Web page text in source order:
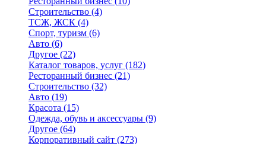
Строительство (4)
ТСЖ, ЖСК (4)
Спорт, туризм (6)
Авто (6)
Другое (22)
Каталог товаров, услуг (182)
Ресторанный бизнес (21)
Строительство (32)
Авто (19)
Красота (15)
Одежда, обувь и аксессуары (9)
Другое (64)
Корпоративный сайт (273)